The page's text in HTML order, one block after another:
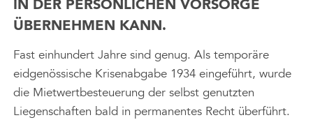
IN DER PERSÖNLICHEN VORSORGE
ÜBERNEHMEN KANN.
Fast einhundert Jahre sind genug. Als temporäre
eidgenössische Krisenabgabe 1934 eingeführt, wurde
die Mietwertbesteuerung der selbst genutzten
Liegenschaften bald in permanentes Recht überführt.